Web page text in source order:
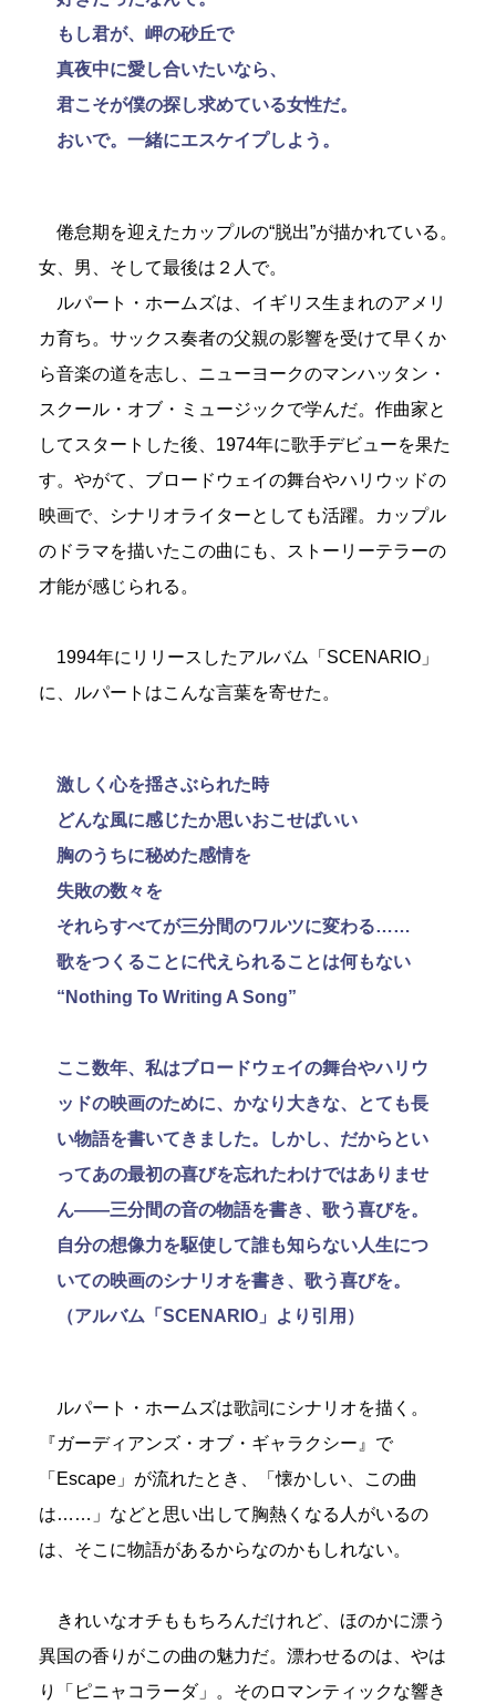
もし君が、岬の砂丘で
真夜中に愛し合いたいなら、
君こそが僕の探し求めている女性だ。
おいで。一緒にエスケイプしよう。
倦怠期を迎えたカップルの“脱出”が描かれている。
女、男、そして最後は２人で。
ルパート・ホームズは、イギリス生まれのアメリ
カ育ち。サックス奏者の父親の影響を受けて早くか
ら音楽の道を志し、ニューヨークのマンハッタン・
スクール・オブ・ミュージックで学んだ。作曲家と
してスタートした後、1974年に歌手デビューを果た
す。やがて、ブロードウェイの舞台やハリウッドの
映画で、シナリオライターとしても活躍。カップル
のドラマを描いたこの曲にも、ストーリーテラーの
才能が感じられる。
1994年にリリースしたアルバム「SCENARIO」
に、ルパートはこんな言葉を寄せた。
激しく心を揺さぶられた時
どんな風に感じたか思いおこせばいい
胸のうちに秘めた感情を
失敗の数々を
それらすべてが三分間のワルツに変わる……
歌をつくることに代えられることは何もない
“Nothing To Writing A Song”
ここ数年、私はブロードウェイの舞台やハリウ
ッドの映画のために、かなり大きな、とても長
い物語を書いてきました。しかし、だからとい
ってあの最初の喜びを忘れたわけではありませ
ん――三分間の音の物語を書き、歌う喜びを。
自分の想像力を駆使して誰も知らない人生につ
いての映画のシナリオを書き、歌う喜びを。
（アルバム「SCENARIO」より引用）
ルパート・ホームズは歌詞にシナリオを描く。
『ガーディアンズ・オブ・ギャラクシー』で
「Escape」が流れたとき、「懐かしい、この曲
は……」などと思い出して胸熱くなる人がいるの
は、そこに物語があるからなのかもしれない。
きれいなオチももちろんだけれど、ほのかに漂う
異国の香りがこの曲の魅力だ。漂わせるのは、やは
り「ピニャコラーダ」。そのロマンティックな響き